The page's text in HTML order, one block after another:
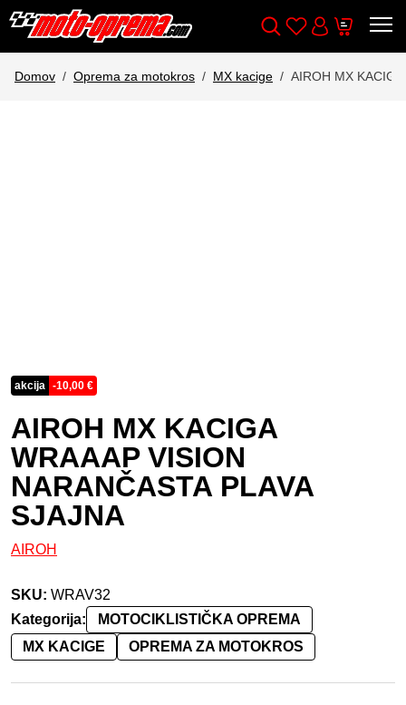
Wishlist
Cart
Domov Oprema za motokros MX kacige AIROH MX
akcija -10,00 €
AIROH MX KACIGA
WRAAAP VISION
NARANČASTA PLAVA
SJAJNA
AIROH
SKU: WRAV32
Kategorija:
MOTOCIKLISTIČKA OPREMA
MX KACIGE
OPREMA ZA MOTOKROS